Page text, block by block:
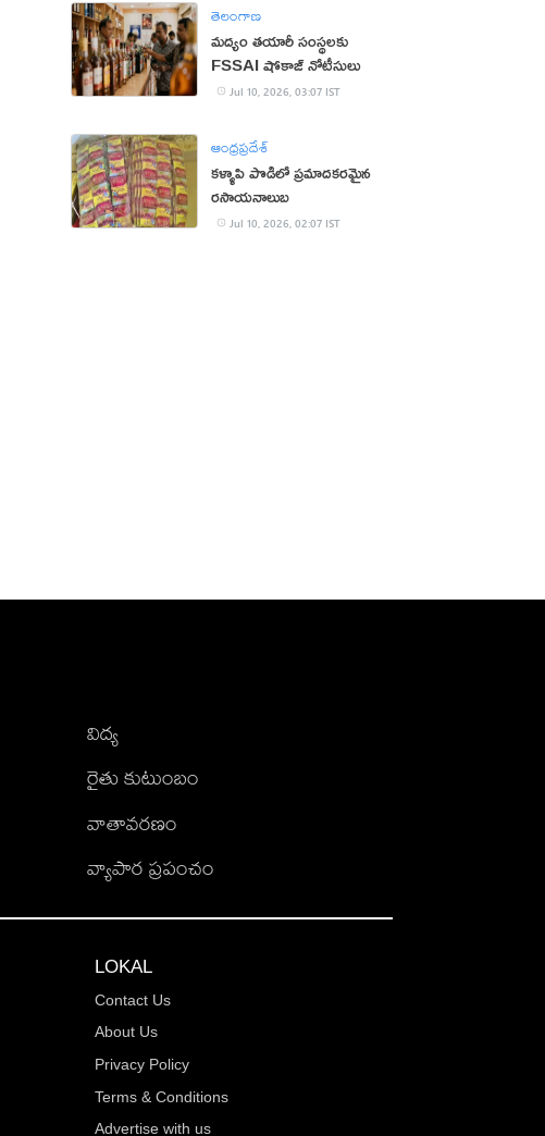
తెలంగాణ
మద్యం తయారీ సంస్థలకు
FSSAI షోకాజ్ నోటీసులు
Jul 10, 2026, 03:07 IST
ఆంధ్రప్రదేశ్
కళ్ళాపి పొడిలో ప్రమాదకరమైన
రసాయనాలుబ
Jul 10, 2026, 02:07 IST
విద్య
రైతు కుటుంబం
వాతావరణం
వ్యాపార ప్రపంచం
LOKAL
Contact Us
About Us
Privacy Policy
Terms & Conditions
Advertise with us